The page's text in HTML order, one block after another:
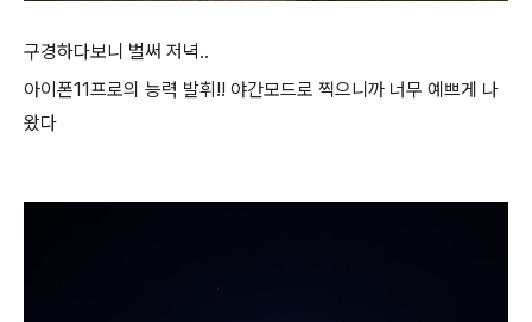
구경하다보니 벌써 저녁..
아이폰11프로의 능력 발휘!! 야간모드로 찍으니까 너무 예쁘게 나
왔다